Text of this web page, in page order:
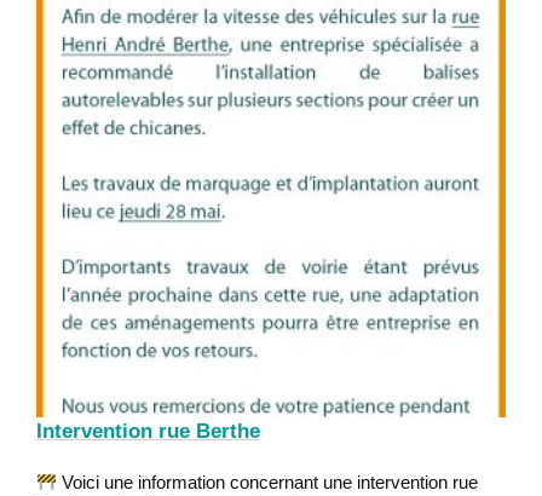
Intervention rue Berthe
Voici une information concernant une intervention rue